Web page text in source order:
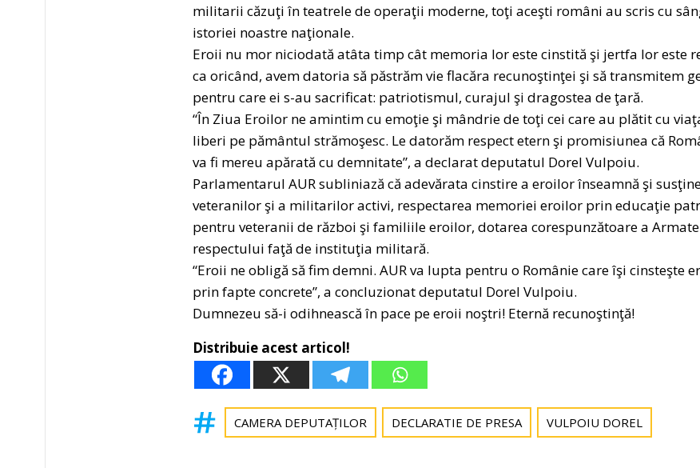
militarii căzuţi în teatrele de operaţii moderne, toţi aceşti români au scris cu
istoriei noastre naţionale.
Eroii nu mor niciodată atâta timp cât memoria lor este cinstită şi jertfa lor este
ca oricând, avem datoria să păstrăm vie flacăra recunoştinţei şi să transmitem
pentru care ei s-au sacrificat: patriotismul, curajul şi dragostea de ţară.
“În Ziua Eroilor ne amintim cu emoţie şi mândrie de toţi cei care au plătit cu
liberi pe pământul strămoşesc. Le datorăm respect etern şi promisiunea că
va fi mereu apărată cu demnitate”, a declarat deputatul Dorel Vulpoiu.
Parlamentarul AUR subliniază că adevărata cinstire a eroilor înseamnă şi
veteranilor şi a militarilor activi, respectarea memoriei eroilor prin educaţie
pentru veteranii de război şi familiile eroilor, dotarea corespunzătoare a
respectului faţă de instituţia militară.
“Eroii ne obligă să fim demni. AUR va lupta pentru o Românie care îşi cinsteşte
prin fapte concrete”, a concluzionat deputatul Dorel Vulpoiu.
Dumnezeu să-i odihnească în pace pe eroii noştri! Eternă recunoştinţă!
Distribuie acest articol!
CAMERA DEPUTAȚILOR DECLARATIE DE PRESA VULPOIU DOREL